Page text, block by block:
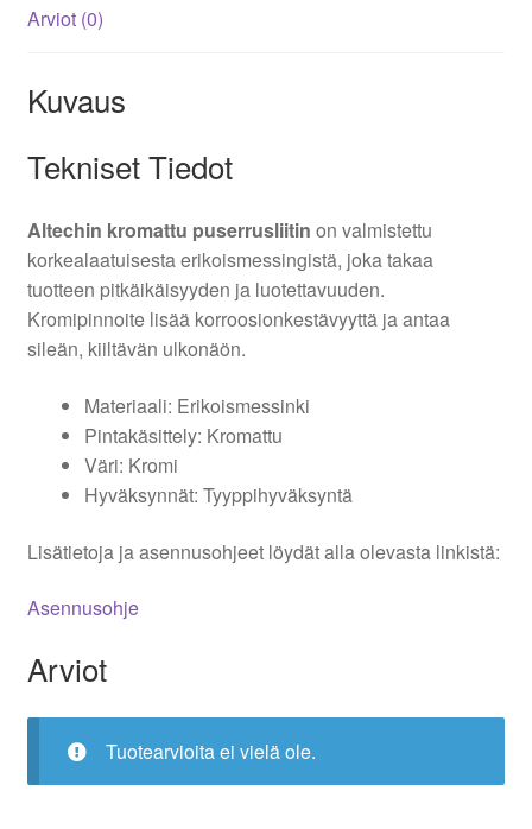
Arviot (0)
Kuvaus
Tekniset Tiedot
Altechin kromattu puserrusliitin on valmistettu
korkealaatuisesta erikoismessingistä, joka takaa
tuotteen pitkäikäisyyden ja luotettavuuden.
Kromipinnoite lisää korroosionkestävyyttä ja antaa
sileän, kiiltävän ulkonäön.
Materiaali: Erikoismessinki
Pintakäsittely: Kromattu
Väri: Kromi
Hyväksynnät: Tyyppihyväksyntä
Lisätietoja ja asennusohjeet löydät alla olevasta linkistä:
Asennusohje
Arviot
Tuotearvioita ei vielä ole.